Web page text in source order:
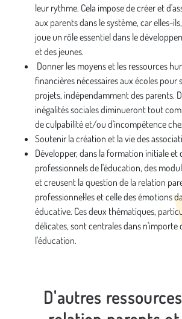
leur rythme. Cela impose de créer et
aux parents dans le système, car elles-
joue un rôle essentiel dans le
et des jeunes.
Donner les moyens et les ressources
financières nécessaires aux écoles pour
projets, indépendamment des parents.
inégalités sociales diminueront tout
de culpabilité et/ou d'incompétence
Soutenir la création et la vie des
Développer, dans la formation initiale et
professionnels de l'éducation, des
et creusent la question de la relation
professionnel·les et celle des émotions
éducative. Ces deux thématiques,
délicates, sont centrales dans n'importe
l'éducation.
D'autres